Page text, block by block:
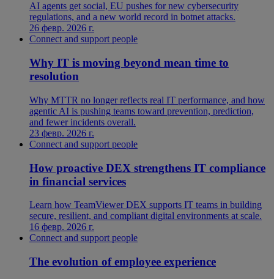
AI agents get social, EU pushes for new cybersecurity
regulations, and a new world record in botnet attacks.
26 февр. 2026 г.
Connect and support people
Why IT is moving beyond mean time to
resolution
Why MTTR no longer reflects real IT performance, and how
agentic AI is pushing teams toward prevention, prediction,
and fewer incidents overall.
23 февр. 2026 г.
Connect and support people
How proactive DEX strengthens IT compliance
in financial services
Learn how TeamViewer DEX supports IT teams in building
secure, resilient, and compliant digital environments at scale.
16 февр. 2026 г.
Connect and support people
The evolution of employee experience